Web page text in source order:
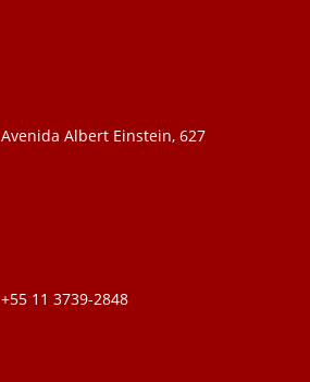
Avenida Albert Einstein, 627
+55 11 3739-2848